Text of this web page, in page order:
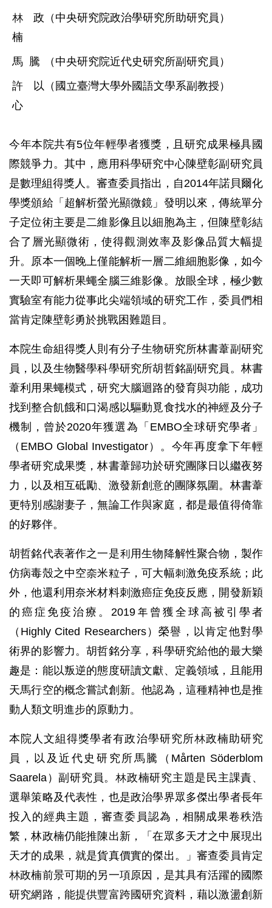
林政
楠
（中央研究院政治學研究所助研究員）
馬 騰
（中央研究院近代史研究所副研究員）
許以
心
（國立臺灣大學外國語文學系副教授）
今年本院共有5位年輕學者獲獎，且研究成果極具國
際競爭力。其中，應用科學研究中心陳壁彰副研究員
是數理組得獎人。審查委員指出，自2014年諾貝爾化
學獎頒給「超解析螢光顯微鏡」發明以來，傳統單分
子定位術主要是二維影像且以細胞為主，但陳壁彰結
合了層光顯微術，使得觀測效率及影像品質大幅提
升。原本一個晚上僅能解析一層二維細胞影像，如今
一天即可解析果蠅全腦三維影像。放眼全球，極少數
實驗室有能力從事此尖端領域的研究工作，委員們相
當肯定陳壁彰勇於挑戰困難題目。
本院生命組得獎人則有分子生物研究所林書葦副研究
員，以及生物醫學科學研究所胡哲銘副研究員。林書
葦利用果蠅模式，研究大腦迴路的發育與功能，成功
找到整合飢餓和口渴感以驅動覓食找水的神經及分子
機制，曾於2020年獲選為「EMBO全球研究學者」
（EMBO Global Investigator）。今年再度拿下年輕
學者研究成果獎，林書葦歸功於研究團隊日以繼夜努
力，以及相互砥勵、激發新創意的團隊氛圍。林書葦
更特別感謝妻子，無論工作與家庭，都是最值得倚靠
的好夥伴。
胡哲銘代表著作之一是利用生物降解性聚合物，製作
仿病毒殼之中空奈米粒子，可大幅刺激免疫系統；此
外，他還利用奈米材料刺激癌症免疫反應，開發新穎
的癌症免疫治療。2019年曾獲全球高被引學者
（Highly Cited Researchers）榮譽，以肯定他對學
術界的影響力。胡哲銘分享，科學研究給他的最大樂
趣是：能以叛逆的態度研讀文獻、定義領域，且能用
天馬行空的概念嘗試創新。他認為，這種精神也是推
動人類文明進步的原動力。
本院人文組得獎學者有政治學研究所林政楠助研究
員，以及近代史研究所馬騰（Mårten Söderblom
Saarela）副研究員。林政楠研究主題是民主課責、
選舉策略及代表性，也是政治學界眾多傑出學者長年
投入的經典主題，審查委員認為，相關成果卷秩浩
繁，林政楠仍能推陳出新，「在眾多天才之中展現出
天才的成果，就是貨真價實的傑出。」審查委員肯定
林政楠前景可期的另一項原因，是其具有活躍的國際
研究網路，能提供豐富跨國研究資料，藉以激盪創新